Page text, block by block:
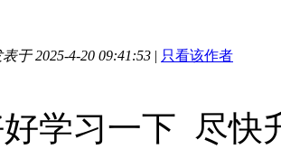
表于 2025-4-20 09:41:53 | 只看该作者
学习一下 尽快